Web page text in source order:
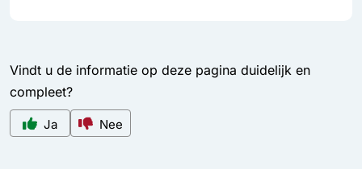
Vindt u de informatie op deze pagina duidelijk en
compleet?
Ja Nee